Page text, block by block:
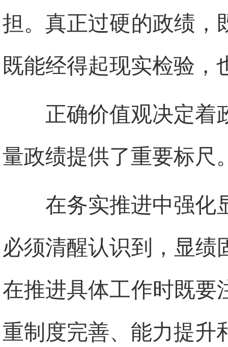
担。真正过硬的政绩，
既能经得起现实检验，
正确价值观决定着
量政绩提供了重要标尺
在务实推进中强化
必须清醒认识到，显绩
在推进具体工作时既要
重制度完善、能力提升